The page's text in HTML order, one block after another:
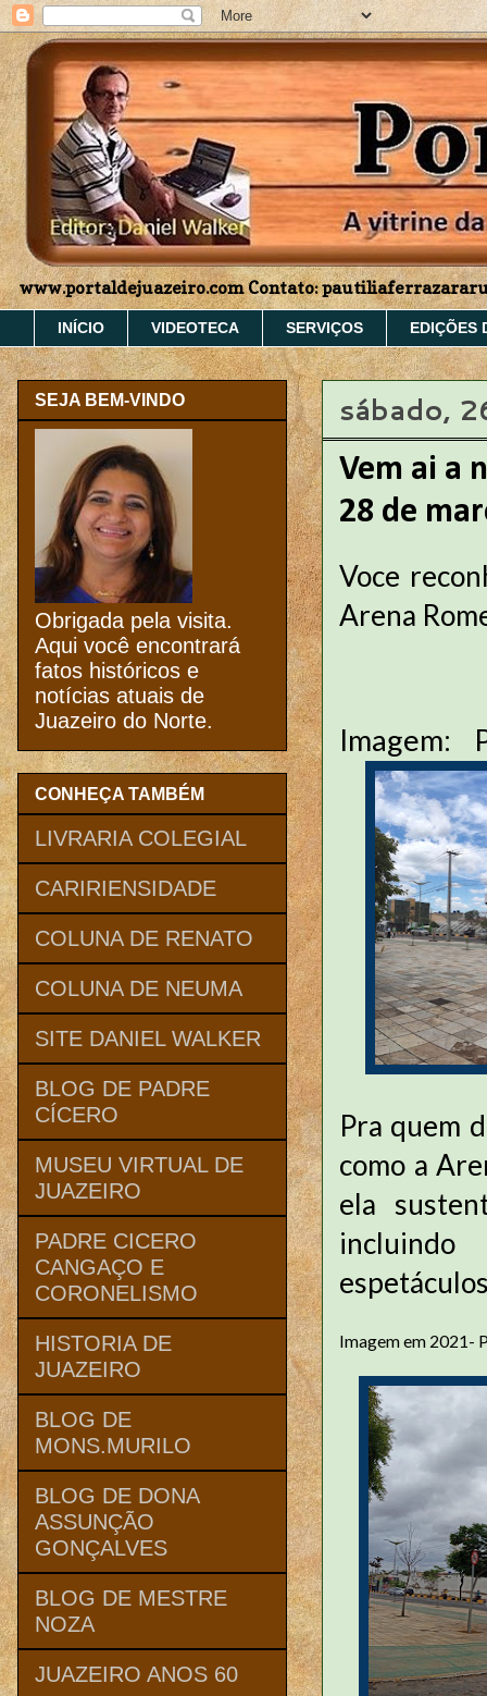
www.portaldejuazeiro.com Contato:
INÍCIO VIDEOTECA SERVIÇOS EDIÇÕES
sábado,
Vem ai a
28 de
Voce
Arena
Pra quem
como a
ela
Imagem em 2021-
SEJA BEM-VINDO
Obrigada pela visita.
Aqui você encontrará
fatos históricos e
notícias atuais de
Juazeiro do Norte.
CONHEÇA TAMBÉM
LIVRARIA COLEGIAL
CARIRIENSIDADE
COLUNA DE RENATO
COLUNA DE NEUMA
SITE DANIEL WALKER
BLOG DE PADRE
CÍCERO
MUSEU VIRTUAL DE
JUAZEIRO
PADRE CICERO
CANGAÇO E
CORONELISMO
HISTORIA DE
JUAZEIRO
BLOG DE
MONS.MURILO
BLOG DE DONA
ASSUNÇÃO
GONÇALVES
BLOG DE MESTRE
NOZA
JUAZEIRO ANOS 60